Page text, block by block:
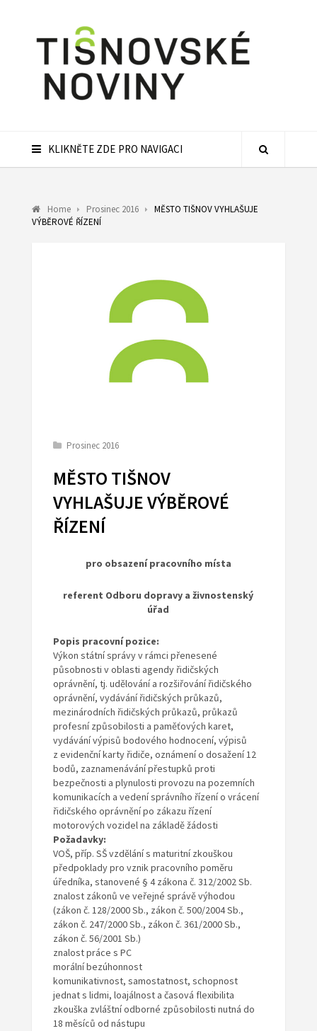
KLIKNĚTE ZDE PRO NAVIGACI
Home Prosinec 2016
MĚSTO TIŠNOV VYHLAŠUJE
VÝBĚROVÉ ŘÍZENÍ
Prosinec 2016
MĚSTO TIŠNOV
VYHLAŠUJE VÝBĚROVÉ
ŘÍZENÍ
pro obsazení pracovního místa
referent Odboru dopravy a živnostenský
úřad
Popis pracovní pozice:
Výkon státní správy v rámci přenesené
působnosti v oblasti agendy řidičských
oprávnění, tj. udělování a rozšiřování řidičského
oprávnění, vydávání řidičských průkazů,
mezinárodních řidičských průkazů, průkazů
profesní způsobilosti a paměťových karet,
vydávání výpisů bodového hodnocení, výpisů
z evidenční karty řidiče, oznámení o dosažení 12
bodů, zaznamenávání přestupků proti
bezpečnosti a plynulosti provozu na pozemních
komunikacích a vedení správního řízení o vrácení
řidičského oprávnění po zákazu řízení
motorových vozidel na základě žádosti
Požadavky:
VOŠ, příp. SŠ vzdělání s maturitní zkouškou
předpoklady pro vznik pracovního poměru
úředníka, stanovené § 4 zákona č. 312/2002 Sb.
znalost zákonů ve veřejné správě výhodou
(zákon č. 128/2000 Sb., zákon č. 500/2004 Sb.,
zákon č. 247/2000 Sb., zákon č. 361/2000 Sb.,
zákon č. 56/2001 Sb.)
znalost práce s PC
morální bezúhonnost
komunikativnost, samostatnost, schopnost
jednat s lidmi, loajálnost a časová flexibilita
zkouška zvláštní odborné způsobilosti nutná do
18 měsíců od nástupu